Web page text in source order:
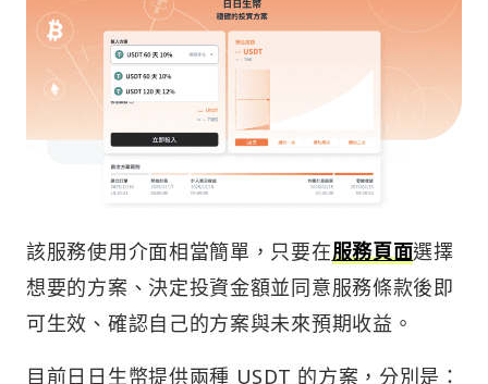
該服務使用介面相當簡單，只要在服務頁面選擇
想要的方案、決定投資金額並同意服務條款後即
可生效、確認自己的方案與未來預期收益。
目前日日生幣提供兩種 USDT 的方案，分別是：